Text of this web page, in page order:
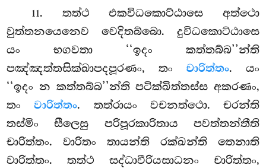
11. තත්ථ එකවිධකොට්ඨාසෙ අත්ථො
වුත්තනයෙනෙව වෙදිතබ්බො. දුවිධකොට්ඨාසෙ
යං භගවතා ‘‘ඉදං කත්තබ්බ’’න්ති
පඤ්ඤත්තසික්ඛාපදපූරණං, තංචාරිත්තං. යං
‘‘ඉදං න කත්තබ්බ’’න්ති පටික්ඛිත්තස්ස අකරණං,
තංවාරිත්තං. තත්රායං වචනත්ථො. චරන්ති
තස්මිං සීලෙසු පරිපූරකාරිතාය පවත්තන්තීති
චාරිත්තං. වාරිතං තායන්ති රක්ඛන්ති තෙනාති
වාරිත්තං. තත්ථ සද්ධාවීරියසාධනං චාරිත්තං,